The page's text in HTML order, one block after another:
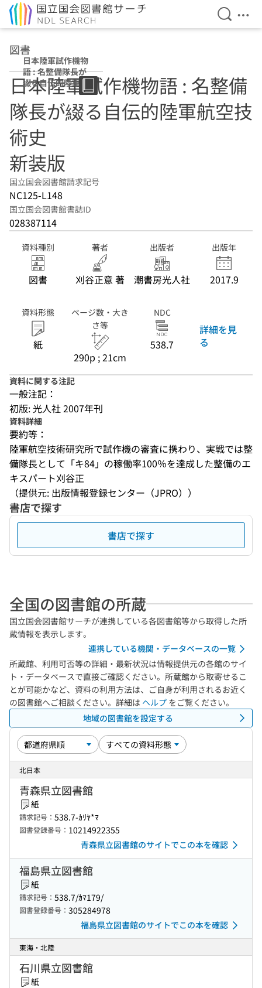
検索を
メ
図書
日本陸軍試作機物
語 : 名整備隊長が
綴る自伝的陸軍航
空技術史 新装版
日本陸軍試作機物語 : 名整備
隊長が綴る自伝的陸軍航空技
術史
新装版
国立国会図書館請求記号
NC125-L148
国立国会図書館書誌ID
028387114
資料種別
図書
著者
刈谷正意 著
出版者
潮書房光人社
出版年
2017.9
資料形態
紙
ページ数・大き
さ等
290p ; 21cm
NDC
538.7
詳細を見
る
資料に関する注記
一般注記：
初版: 光人社 2007年刊
資料詳細
要約等：
陸軍航空技術研究所で試作機の審査に携わり、実戦では整
備隊長として「キ84」の稼働率100％を達成した整備のエ
キスパート刈谷正
（提供元: 出版情報登録センター（JPRO））
書店で探す
書店で探す
全国の図書館の所蔵
国立国会図書館サーチが連携している各図書館等から取得した所
蔵情報を表示します。
連携している機関・データベースの一覧
所蔵館、利用可否等の詳細・最新状況は情報提供元の各館のサイ
ト・データベースで直接ご確認ください。所蔵館から取寄せるこ
とが可能かなど、資料の利用方法は、ご自身が利用されるお近く
の図書館へご相談ください。詳細は ヘルプ をご覧ください。
地域の図書館を設定する
北日本
青森県立図書館
紙
請求記号： 538.7-ｶﾘﾔ*ﾏ
図書登録番号： 10214922355
青森県立図書館のサイトでこの本を確認
福島県立図書館
紙
請求記号： 538.7/ｶﾏ179/
図書登録番号： 305284978
福島県立図書館のサイトでこの本を確認
東海・北陸
石川県立図書館
紙